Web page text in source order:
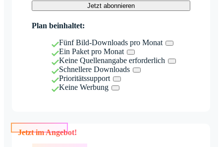
Jetzt abonnieren
Plan beinhaltet:
Fünf Bild-Downloads pro Monat
Ein Paket pro Monat
Keine Quellenangabe erforderlich
Schnellere Downloads
Prioritätssupport
Keine Werbung
Jetzt im Angebot!